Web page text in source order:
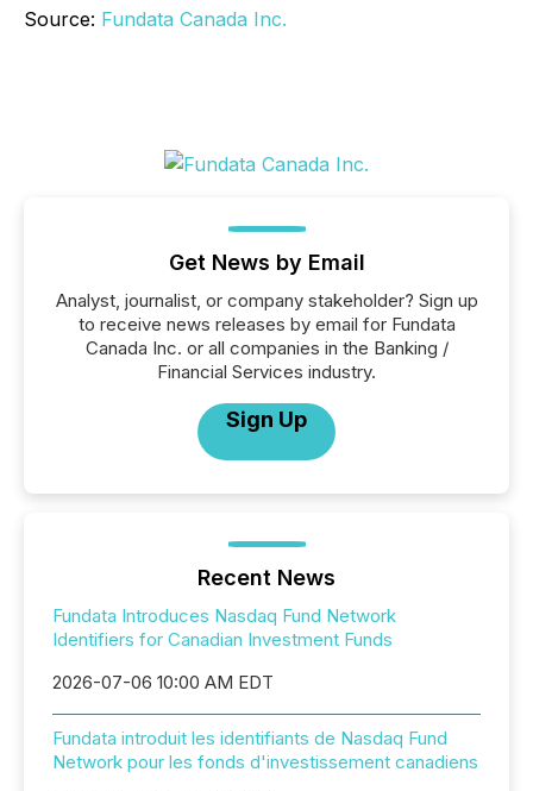
Source: Fundata Canada Inc.
Get News by Email
Analyst, journalist, or company stakeholder? Sign up
to receive news releases by email for Fundata
Canada Inc. or all companies in the Banking /
Financial Services industry.
Sign Up
Recent News
Fundata Introduces Nasdaq Fund Network
Identifiers for Canadian Investment Funds
2026-07-06 10:00 AM EDT
Fundata introduit les identifiants de Nasdaq Fund
Network pour les fonds d'investissement canadiens